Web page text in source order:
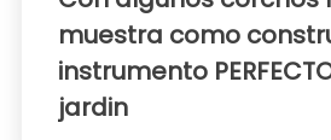
muestra como
instrumento
jardin